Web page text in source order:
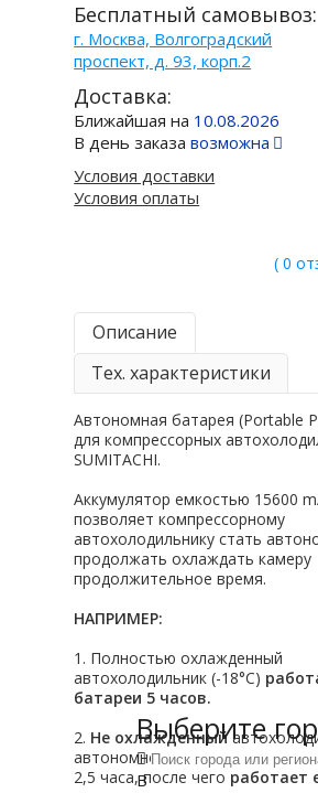
Бесплатный самовывоз:
г. Москва, Волгоградский
проспект, д. 93, корп.2
Доставка:
Ближайшая на 10.08.2026
В день заказавозможна
Условия доставки
Условия оплаты
( 0
Описание
Тех. характеристики
Автономная батарея (Portable
для компрессорных
SUMITACHI.
Аккумулятор емкостью 15600
позволяет компрессорному
автохолодильнику стать
продолжать охлаждать камеру
продолжительное время.
НАПРИМЕР:
1. Полностью охлажденный
автохолодильник (-18°С)
батареи 5 часов.
2. Не охлажденный
автономно охлаждается с
2,5 часа, после чего работает
Выберите
В